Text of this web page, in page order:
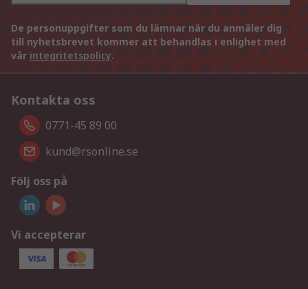
De personuppgifter som du lämnar när du anmäler dig
till nyhetsbrevet kommer att behandlas i enlighet med
vår integritetspolicy.
Kontakta oss
0771-45 89 00
kund@rsonline.se
Följ oss på
Vi accepterar